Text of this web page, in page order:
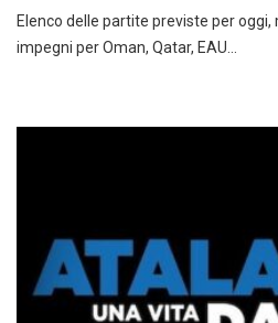
Elenco delle partite previste per
impegni per Oman, Qatar, EAU…